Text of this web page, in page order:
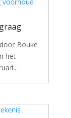
Bouke
het